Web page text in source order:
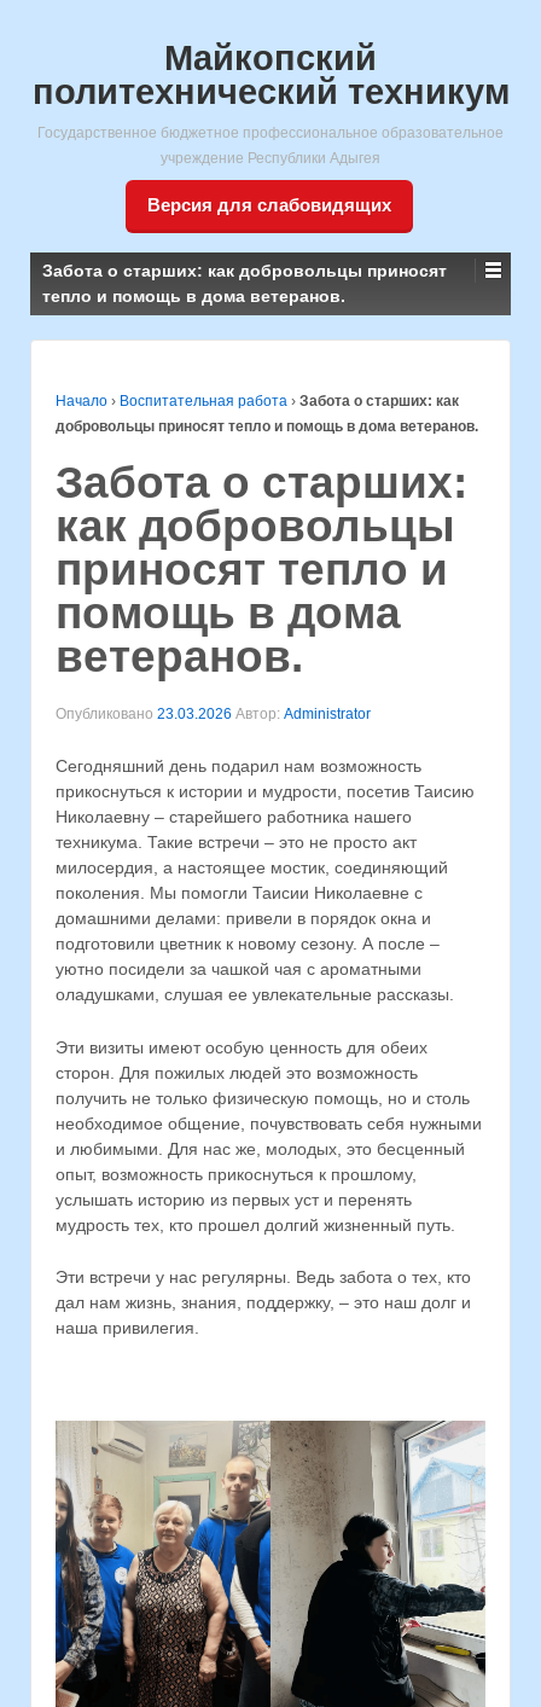
Майкопский
политехнический техникум
Государственное бюджетное профессиональное образовательное
учреждение Республики Адыгея
Версия для слабовидящих
Забота о старших: как добровольцы приносят
тепло и помощь в дома ветеранов.
Начало › Воспитательная работа › Забота о старших: как
добровольцы приносят тепло и помощь в дома ветеранов.
Забота о старших:
как добровольцы
приносят тепло и
помощь в дома
ветеранов.
Опубликовано 23.03.2026 Автор: Administrator
Сегодняшний день подарил нам возможность
прикоснуться к истории и мудрости, посетив Таисию
Николаевну – старейшего работника нашего
техникума. Такие встречи – это не просто акт
милосердия, а настоящее мостик, соединяющий
поколения. Мы помогли Таисии Николаевне с
домашними делами: привели в порядок окна и
подготовили цветник к новому сезону. А после –
уютно посидели за чашкой чая с ароматными
оладушками, слушая ее увлекательные рассказы.
Эти визиты имеют особую ценность для обеих
сторон. Для пожилых людей это возможность
получить не только физическую помощь, но и столь
необходимое общение, почувствовать себя нужными
и любимыми. Для нас же, молодых, это бесценный
опыт, возможность прикоснуться к прошлому,
услышать историю из первых уст и перенять
мудрость тех, кто прошел долгий жизненный путь.
Эти встречи у нас регулярны. Ведь забота о тех, кто
дал нам жизнь, знания, поддержку, – это наш долг и
наша привилегия.